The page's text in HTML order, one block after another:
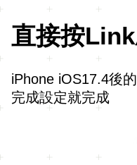
直接按Link
iPhone iOS17.4後
完成設定就完成